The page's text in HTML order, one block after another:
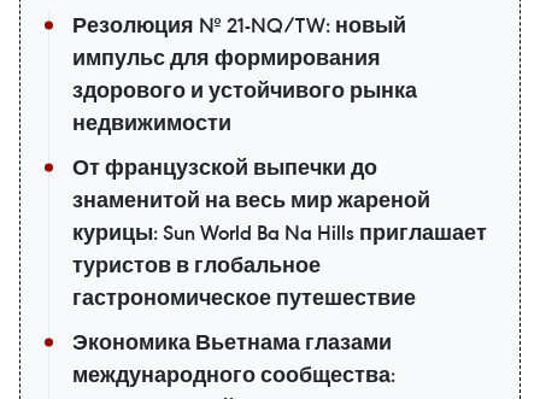
Резолюция № 21-NQ/TW: новый
импульс для формирования
здорового и устойчивого рынка
недвижимости
От французской выпечки до
знаменитой на весь мир жареной
курицы: Sun World Ba Na Hills приглашает
туристов в глобальное
гастрономическое путешествие
Экономика Вьетнама глазами
международного сообщества: